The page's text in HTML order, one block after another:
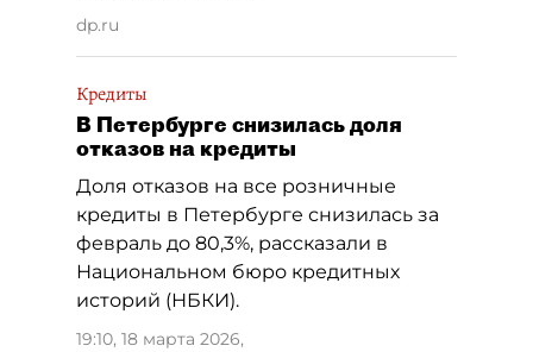
dp.ru
Кредиты
В Петербурге снизилась доля
отказов на кредиты
Доля отказов на все розничные
кредиты в Петербурге снизилась за
февраль до 80,3%, рассказали в
Национальном бюро кредитных
историй (НБКИ).
19:10, 18 марта 2026,